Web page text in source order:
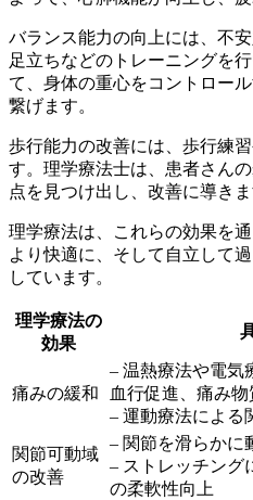
バランス能力の向上には、不
足立ちなどのトレーニングを
て、身体の重心をコントロー
繋げます。
歩行能力の改善には、歩行練
す。理学療法士は、患者さん
点を見つけ出し、改善に導きま
理学療法は、これらの効果を
より快適に、そして自立して
しています。
理学療法の
効果
痛みの緩和
– 温熱療法や電気
血行促進、痛み物
– 運動療法による
関節可動域
の改善
– 関節を滑らかに
– ストレッチング
の柔軟性向上